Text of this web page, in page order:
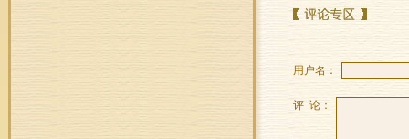
用户名：
评 论：